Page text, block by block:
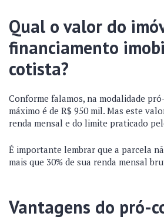
Qual o valor do
financiamento
cotista?
Conforme falamos, na modalidade
máximo é de R$ 950 mil. Mas este
renda mensal e do limite praticado
É importante lembrar que a parcela
mais que 30% de sua renda mensal
Vantagens do pró-